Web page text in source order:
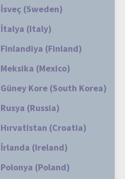
İsveç (Sweden)
İtalya (Italy)
Finlandiya (Finland)
Meksika (Mexico)
Güney Kore (South Korea)
Rusya (Russia)
Hırvatistan (Croatia)
İrlanda (Ireland)
Polonya (Poland)